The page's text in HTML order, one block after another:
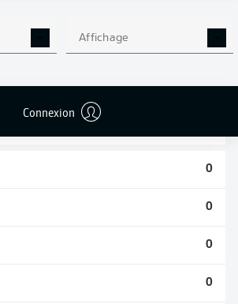
Affichage
Connexion
2027
0 0
0
0
0
0